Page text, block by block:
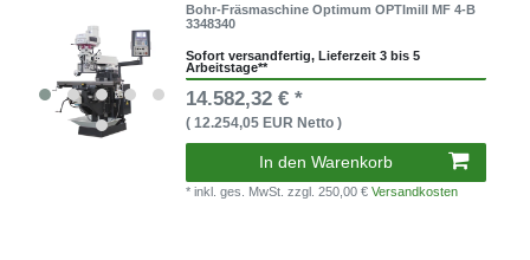
Bohr-Fräsmaschine Optimum OPTImill MF 4-B
3348340
Sofort versandfertig, Lieferzeit 3 bis 5
Arbeitstage**
14.582,32 € *
( 12.254,05 EUR Netto )
In den Warenkorb
* inkl. ges. MwSt.zzgl. 250,00 €Versandkosten